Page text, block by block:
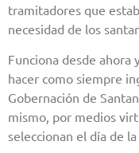
tramitadores que
necesidad de los
Funciona desde ahora
hacer como siempre
Gobernación de
mismo, por medios
seleccionan el día de